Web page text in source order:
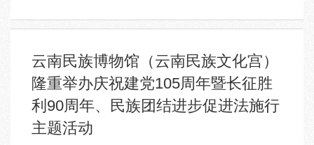
云南民族博物馆（云南民族文化宫）
隆重举办庆祝建党105周年暨长征胜
利90周年、民族团结进步促进法施行
主题活动